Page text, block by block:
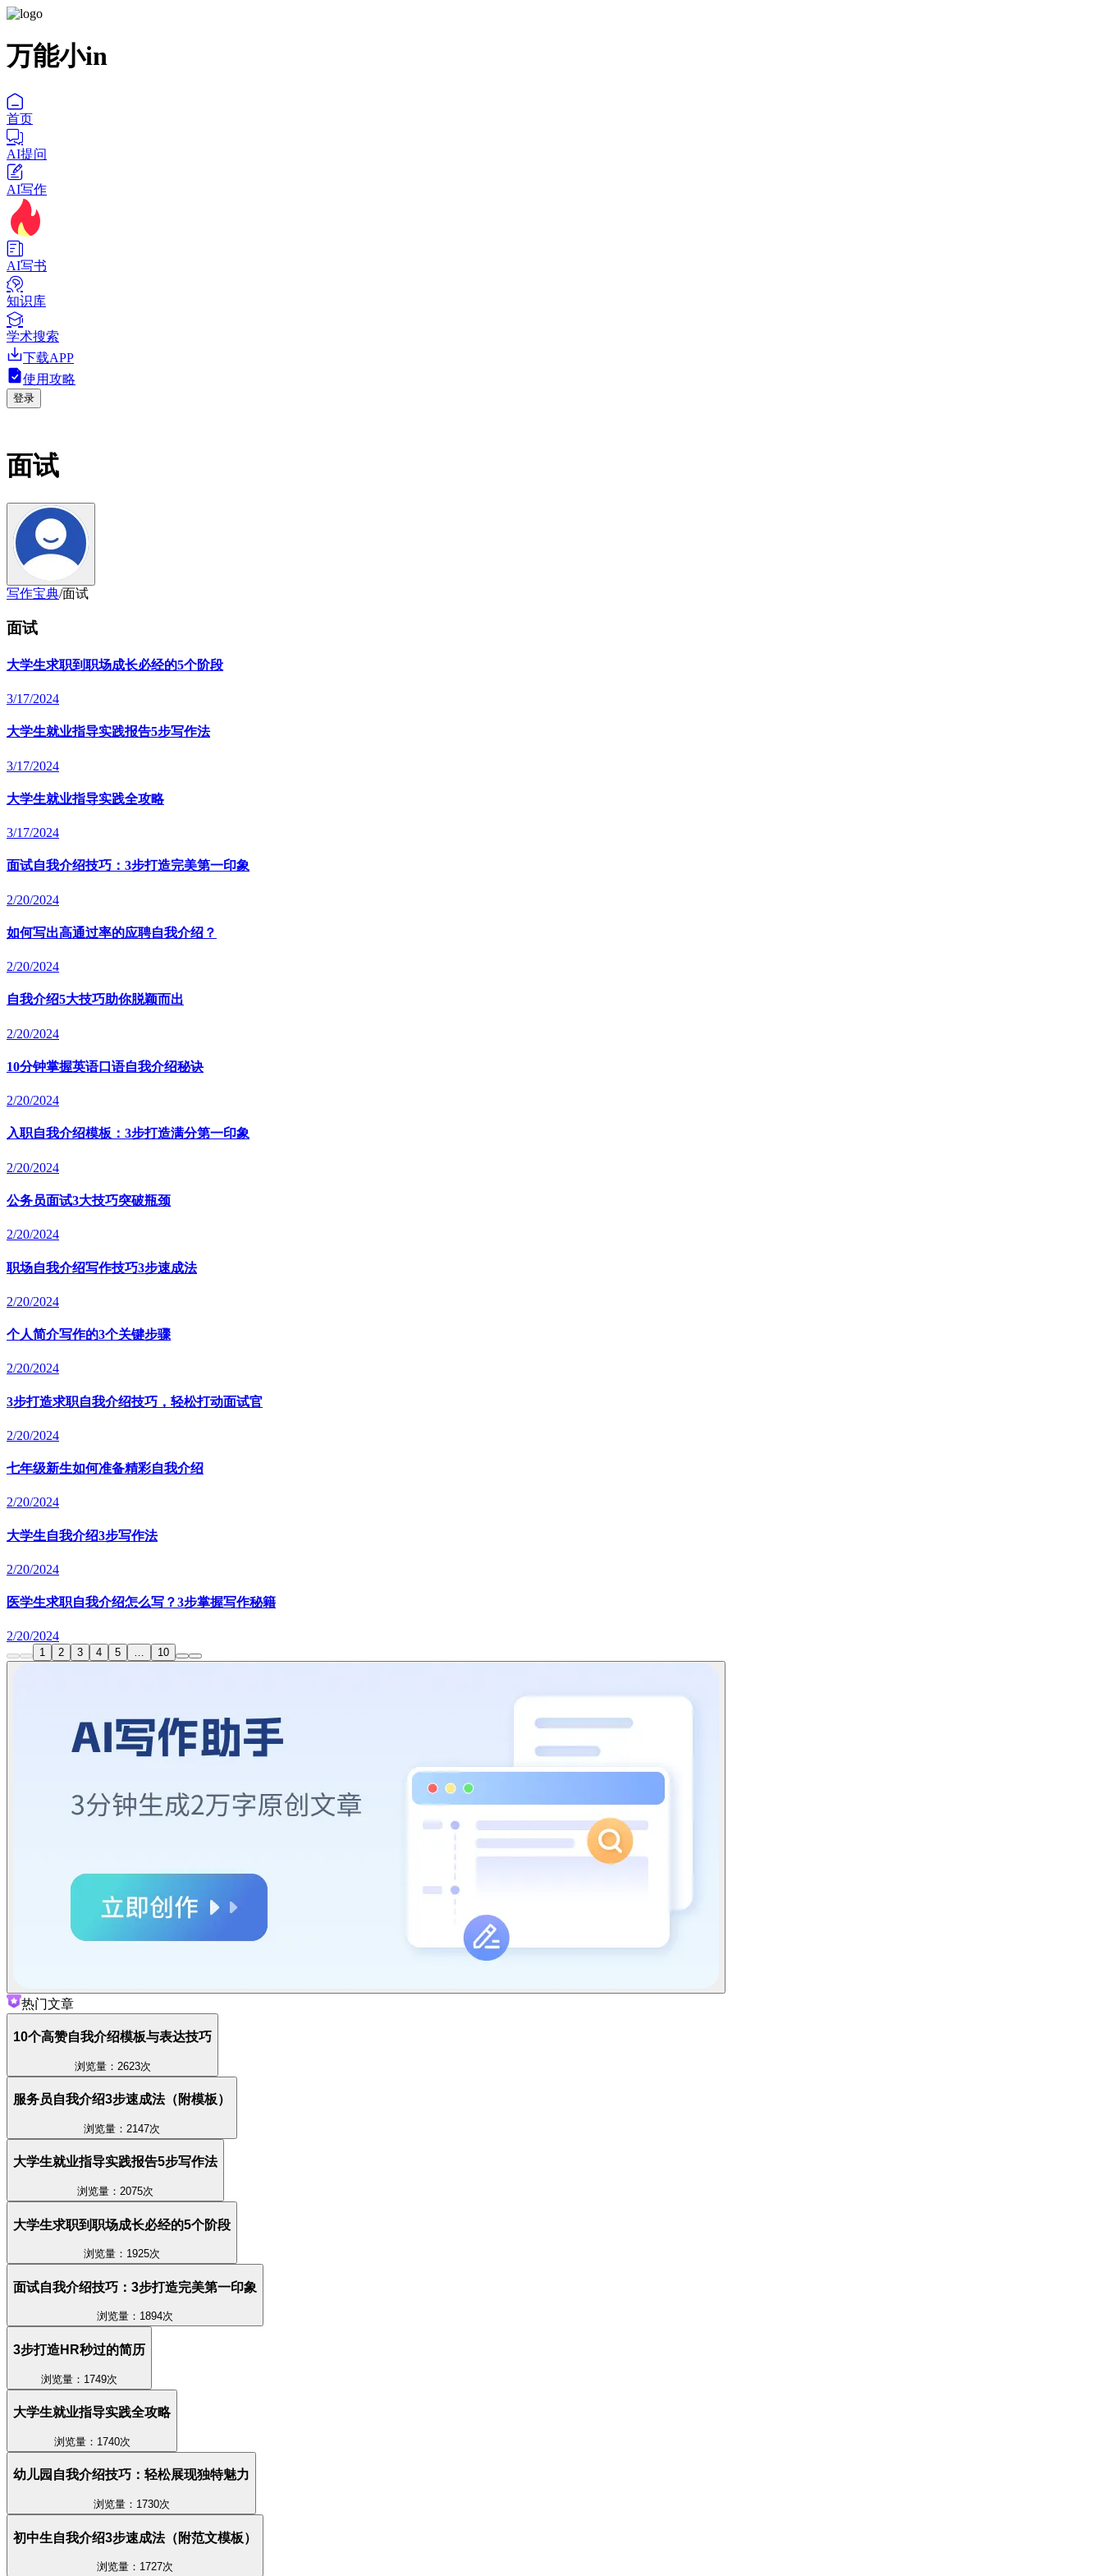
万能小in
首页
AI提问
AI写作
AI写书
知识库
学术搜索
下载APP
使用攻略
登录
面试
写作宝典/面试
面试
大学生求职到职场成长必经的5个阶段
3/17/2024
大学生就业指导实践报告5步写作法
3/17/2024
大学生就业指导实践全攻略
3/17/2024
面试自我介绍技巧：3步打造完美第一印象
2/20/2024
如何写出高通过率的应聘自我介绍？
2/20/2024
自我介绍5大技巧助你脱颖而出
2/20/2024
10分钟掌握英语口语自我介绍秘诀
2/20/2024
入职自我介绍模板：3步打造满分第一印象
2/20/2024
公务员面试3大技巧突破瓶颈
2/20/2024
职场自我介绍写作技巧3步速成法
2/20/2024
个人简介写作的3个关键步骤
2/20/2024
3步打造求职自我介绍技巧，轻松打动面试官
2/20/2024
七年级新生如何准备精彩自我介绍
2/20/2024
大学生自我介绍3步写作法
2/20/2024
医学生求职自我介绍怎么写？3步掌握写作秘籍
2/20/2024
1 2 3 4 5 … 10
热门文章
10个高赞自我介绍模板与表达技巧
浏览量：2623次
服务员自我介绍3步速成法（附模板）
浏览量：2147次
大学生就业指导实践报告5步写作法
浏览量：2075次
大学生求职到职场成长必经的5个阶段
浏览量：1925次
面试自我介绍技巧：3步打造完美第一印象
浏览量：1894次
3步打造HR秒过的简历
浏览量：1749次
大学生就业指导实践全攻略
浏览量：1740次
幼儿园自我介绍技巧：轻松展现独特魅力
浏览量：1730次
初中生自我介绍3步速成法（附范文模板）
浏览量：1727次